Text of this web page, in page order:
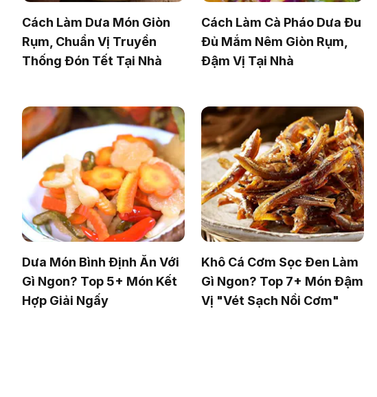
Cách Làm Dưa Món Giòn
Rụm, Chuẩn Vị Truyền
Thống Đón Tết Tại Nhà
Cách Làm Cà Pháo Dưa Đu
Đủ Mắm Nêm Giòn Rụm,
Đậm Vị Tại Nhà
Dưa Món Bình Định Ăn Với
Gì Ngon? Top 5+ Món Kết
Hợp Giải Ngấy
Khô Cá Cơm Sọc Đen Làm
Gì Ngon? Top 7+ Món Đậm
Vị "Vét Sạch Nồi Cơm"